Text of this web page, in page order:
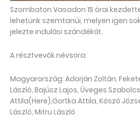
Szombaton Vasadon 15 órai
lehetünk szemtanúi, melyen igen
jelezte indulási szándékát.
A résztvevők névsora:
Magyarország: Adorján Zoltán,
László, Bajúsz Lajos, Üveges
Attila(Here),Gortka Attila, Kószó
László, Mitru László